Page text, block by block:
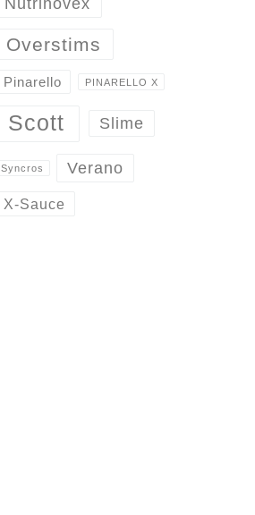
Overstims
Pinarello PINARELLO X
Scott Slime
Syncros Verano
X-Sauce